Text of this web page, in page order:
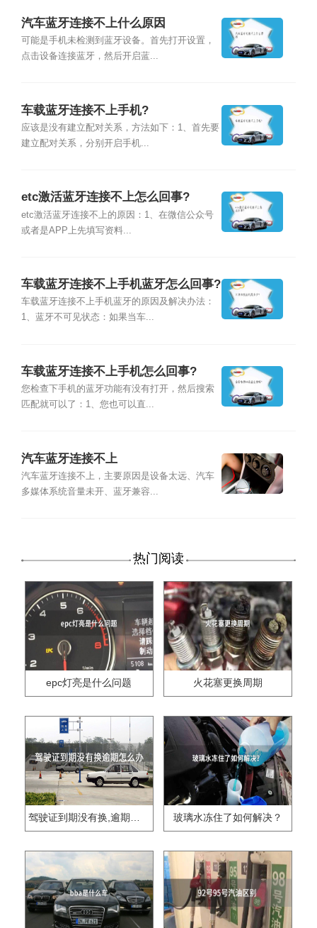
汽车蓝牙连接不上什么原因
可能是手机未检测到蓝牙设备。首先打开设置，
点击设备连接蓝牙，然后开启蓝...
车载蓝牙连接不上手机?
应该是没有建立配对关系，方法如下：1、首先要
建立配对关系，分别开启手机...
etc激活蓝牙连接不上怎么回事?
etc激活蓝牙连接不上的原因：1、在微信公众号
或者是APP上先填写资料...
车载蓝牙连接不上手机蓝牙怎么回事?
车载蓝牙连接不上手机蓝牙的原因及解决办法：
1、蓝牙不可见状态：如果当车...
车载蓝牙连接不上手机怎么回事?
您检查下手机的蓝牙功能有没有打开，然后搜索
匹配就可以了：1、您也可以直...
汽车蓝牙连接不上
汽车蓝牙连接不上，主要原因是设备太远、汽车
多媒体系统音量未开、蓝牙兼容...
热门阅读
epc灯亮是什么问题 火花塞更换周期
驾驶证到期没有换,逾期怎么办?? 玻璃水冻住了如何解决？